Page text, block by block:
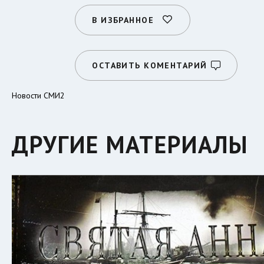
В ИЗБРАННОЕ
ОСТАВИТЬ КОМЕНТАРИЙ
Новости СМИ2
ДРУГИЕ МАТЕРИАЛЫ